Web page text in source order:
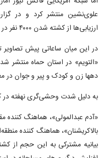
علوی‌نشین منتشر کرد و در
ارزیابی‌ها از کشته شدن ۴۰۰۰ نفر در مناطق ساحلی
در این میان ساعاتی پیش تصاویر
«التویم» در استان حماه
دهها زن و کودک و پیر و جوان در
به دلیل شدت وحشی‌گری نهفته در
«آدم عبدالمولی»، هماهنگ کننده
بالاکریشنان»، هماهنگ کننده
بیانیه مشترکی به این حجم از